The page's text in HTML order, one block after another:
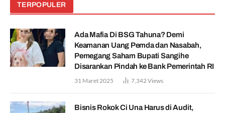
TERPOPULER
Ada Mafia Di BSG Tahuna? Demi
Keamanan Uang Pemda dan Nasabah,
Pemegang Saham Bupati Sangihe
Disarankan Pindah ke Bank Pemerintah RI
31 Maret 2025 7,342 Views
Bisnis Rokok Ci Una Harus di Audit,